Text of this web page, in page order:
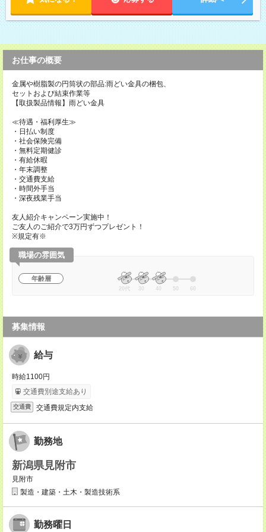
お仕事の概要
金属や樹脂製の円筒状の部品:雨どい金具の梱包、
セットおよび結束作業等
【取扱製品情報】雨どい金具
≪待遇・福利厚生≫
・日払い制度
・社会保険完備
・無料定期健診
・有給休暇
・年末調整
・交通費支給
・時間外手当
・深夜残業手当
友人紹介キャンペーン実施中！
ご友人のご紹介で3万円ずつプレゼント！
※規定有※
職場の雰囲気
年齢層
20代 30 40 50 60
募集情報
給与
時給1100円
交通費別途支給あり
交通費 交通費規定内支給
勤務地
新潟県見附市
見附市
製造・建築・土木・製造技術系
勤務曜日